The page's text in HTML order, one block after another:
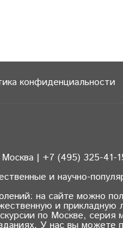
конфиденциальности
| +7 (495) 325-41-
и научно-
на сайте можно
и
по Москве,